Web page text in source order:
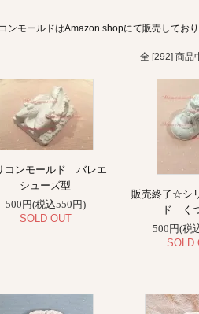
ンモールドはAmazon shopにて販売してお
全 [292] 商品
コンモールド バレエ
シューズ型
500円(税込550円)
SOLD OUT
販売終了☆シ
ド く
500円(税
SOLD